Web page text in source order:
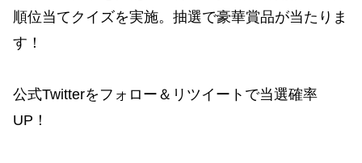
順位当てクイズを実施。抽選で豪華賞品が当たりま
す！
公式Twitterをフォロー＆リツイートで当選確率
UP！